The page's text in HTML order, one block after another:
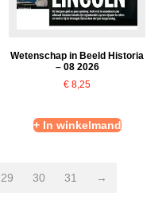
Wetenschap in Beeld Historia
– 08 2026
€ 8,25
+ In winkelmand
29 30 31 →